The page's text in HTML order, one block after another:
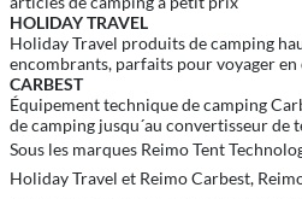
HOLIDAY TRAVEL
Holiday Travel produits de camping
encombrants, parfaits pour voyager en
CARBEST
Équipement technique de camping
de camping jusqu´au convertisseur de
Sous les marques Reimo Tent
Holiday Travel et Reimo Carbest,